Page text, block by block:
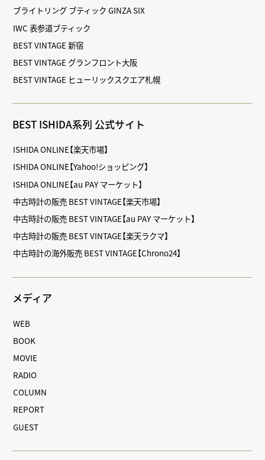
ブライトリング ブティック GINZA SIX
IWC 表参道ブティック
BEST VINTAGE 新宿
BEST VINTAGE グランフロント大阪
BEST VINTAGE ヒューリックスクエア札幌
BEST ISHIDA系列 公式サイト
ISHIDA ONLINE【楽天市場】
ISHIDA ONLINE【Yahoo!ショッピング】
ISHIDA ONLINE【au PAY マーケット】
中古時計の販売 BEST VINTAGE【楽天市場】
中古時計の販売 BEST VINTAGE【au PAY マーケット】
中古時計の販売 BEST VINTAGE【楽天ラクマ】
中古時計の海外販売 BEST VINTAGE【Chrono24】
メディア
WEB
BOOK
MOVIE
RADIO
COLUMN
REPORT
GUEST